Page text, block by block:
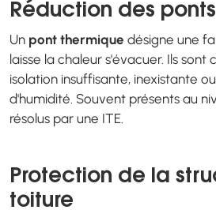
Réduction des
Un pont thermique désigne une
laisse la chaleur s'évacuer. Ils sont
isolation insuffisante, inexistante
d'humidité. Souvent présents au
résolus par une ITE.
Protection de la
toiture